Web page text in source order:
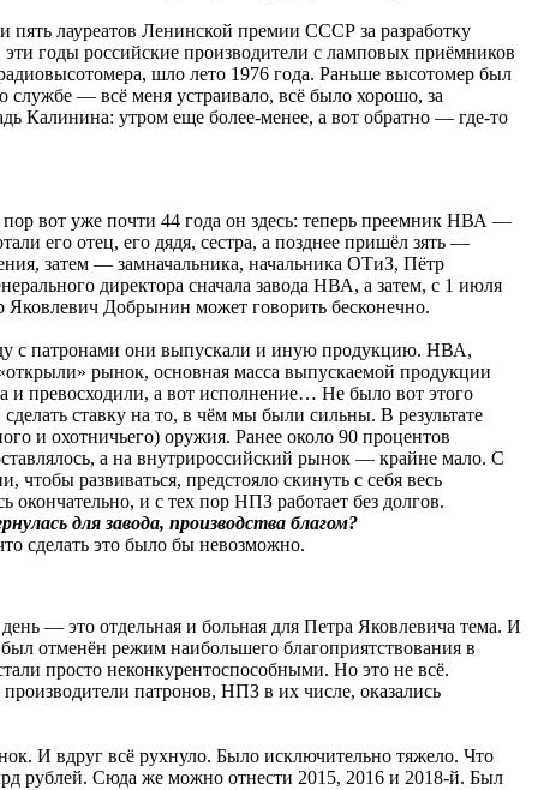
лауреатов Ленинской премии СССР за разработку
годы российские производители с ламповых приёмников
шло лето 1976 года. Раньше высотомер был
— всё меня устраивало, всё было хорошо, за
Калинина: утром еще более-менее, а вот обратно — где-то
вот уже почти 44 года он здесь: теперь преемник НВА —
его отец, его дядя, сестра, а позднее пришёл зять —
затем — замначальника, начальника ОТиЗ, Пётр
директора сначала завода НВА, а затем, с 1 июля
Добрынин может говорить бесконечно.
с патронами они выпускали и иную продукцию. НВА,
рынок, основная масса выпускаемой продукции
и превосходили, а вот исполнение… Не было вот этого
ставку на то, в чём мы были сильны. В результате
и охотничьего) оружия. Ранее около 90 процентов
а на внутрироссийский рынок — крайне мало. С
развиваться, предстояло скинуть с себя весь
и с тех пор НПЗ работает без долгов.
для завода, производства благом?
сделать это было бы невозможно.
— это отдельная и больная для Петра Яковлевича тема. И
отменён режим наибольшего благоприятствования в
просто неконкурентоспособными. Но это не всё.
патронов, НПЗ в их числе, оказались
И вдруг всё рухнуло. Было исключительно тяжело. Что
рублей. Сюда же можно отнести 2015, 2016 и 2018-й. Был